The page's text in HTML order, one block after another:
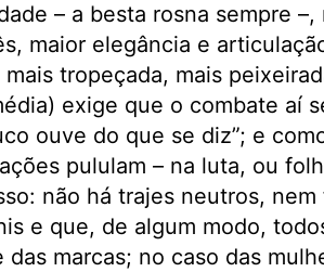
– a besta rosna sempre
maior elegância e
mais tropeçada, mais
exige que o combate aí
ouve do que se diz”; e
pululam – na luta, ou
não há trajes neutros,
e que, de algum modo,
das marcas; no caso das